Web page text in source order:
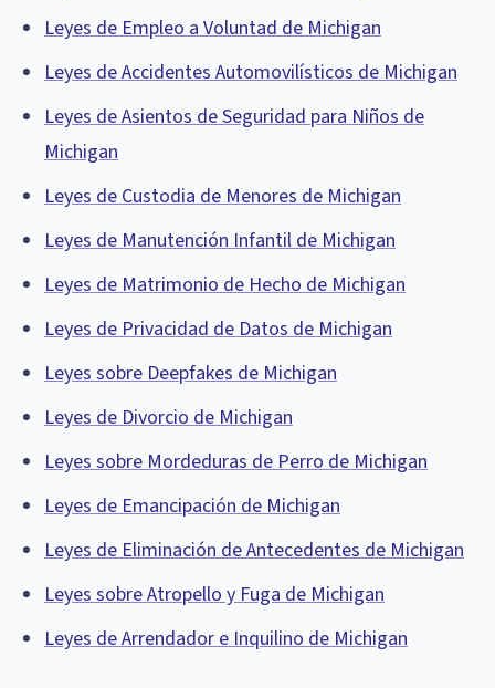
Leyes de Empleo a Voluntad de Michigan
Leyes de Accidentes Automovilísticos de Michigan
Leyes de Asientos de Seguridad para Niños de
Michigan
Leyes de Custodia de Menores de Michigan
Leyes de Manutención Infantil de Michigan
Leyes de Matrimonio de Hecho de Michigan
Leyes de Privacidad de Datos de Michigan
Leyes sobre Deepfakes de Michigan
Leyes de Divorcio de Michigan
Leyes sobre Mordeduras de Perro de Michigan
Leyes de Emancipación de Michigan
Leyes de Eliminación de Antecedentes de Michigan
Leyes sobre Atropello y Fuga de Michigan
Leyes de Arrendador e Inquilino de Michigan